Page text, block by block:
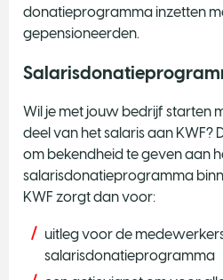
donatieprogramma inzetten
gepensioneerden.
Wil je met jouw bedrijf starten
deel van het salaris aan KWF?
om bekendheid te geven aan
salarisdonatieprogramma
KWF zorgt dan voor:
uitleg voor de
salarisdonatieprogramma